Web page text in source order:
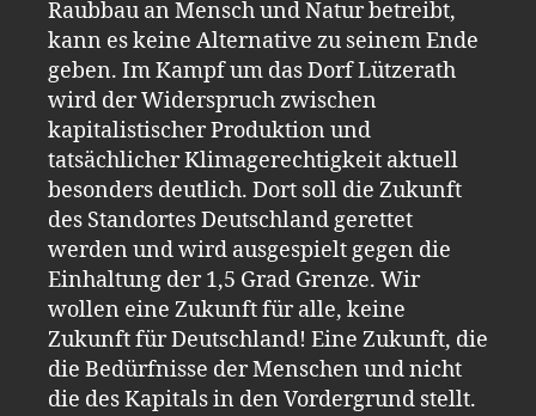
Raubbau an Mensch und Natur betreibt,
kann es keine Alternative zu seinem Ende
geben. Im Kampf um das Dorf Lützerath
wird der Widerspruch zwischen
kapitalistischer Produktion und
tatsächlicher Klimagerechtigkeit aktuell
besonders deutlich. Dort soll die Zukunft
des Standortes Deutschland gerettet
werden und wird ausgespielt gegen die
Einhaltung der 1,5 Grad Grenze. Wir
wollen eine Zukunft für alle, keine
Zukunft für Deutschland! Eine Zukunft, die
die Bedürfnisse der Menschen und nicht
die des Kapitals in den Vordergrund stellt.